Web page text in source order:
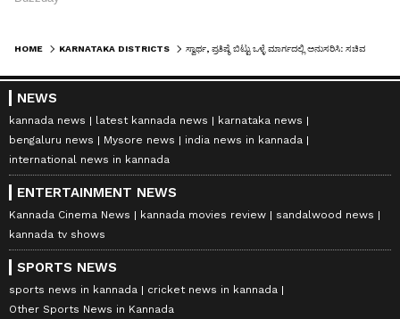
HOME KARNATAKA DISTRICTS
NEWS
kannada news latest kannada news
karnataka news
bengaluru news
Mysore news
india news in kannada
international news in kannada
ENTERTAINMENT NEWS
Kannada Cinema News kannada movies review
sandalwood news
kannada tv shows
SPORTS NEWS
sports news in kannada
cricket news in kannada
Other Sports News in Kannada